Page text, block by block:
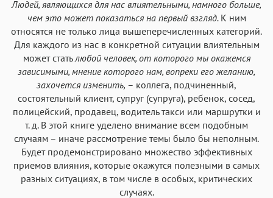
Людей, являющихся для нас влиятельными, намного больше,
чем это может показаться на первый взгляд. К ним
относятся не только лица вышеперечисленных категорий.
Для каждого из нас в конкретной ситуации влиятельным
может статьлюбой человек, от которого мы окажемся
зависимыми, мнение которого нам, вопреки его желанию,
захочется изменить, – коллега, подчиненный,
состоятельный клиент, супруг (супруга), ребенок, сосед,
полицейский, продавец, водитель такси или маршрутки и
т. д. В этой книге уделено внимание всем подобным
случаям – иначе рассмотрение темы было бы неполным.
Будет продемонстрировано множество эффективных
приемов влияния, которые окажутся полезными в самых
разных ситуациях, в том числе в особых, критических
случаях.